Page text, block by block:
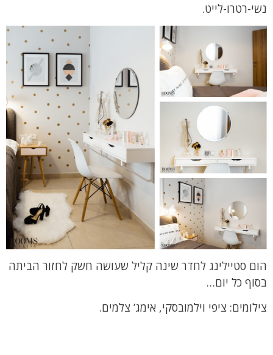
נשי-רטרו-לייט.
הום סטיילינג לחדר שינה קליל שעושה חשק לחזור הביתה
בסוף כל יום…
צילומים: ציפי וילמובסקי, אימג’ צלמים.